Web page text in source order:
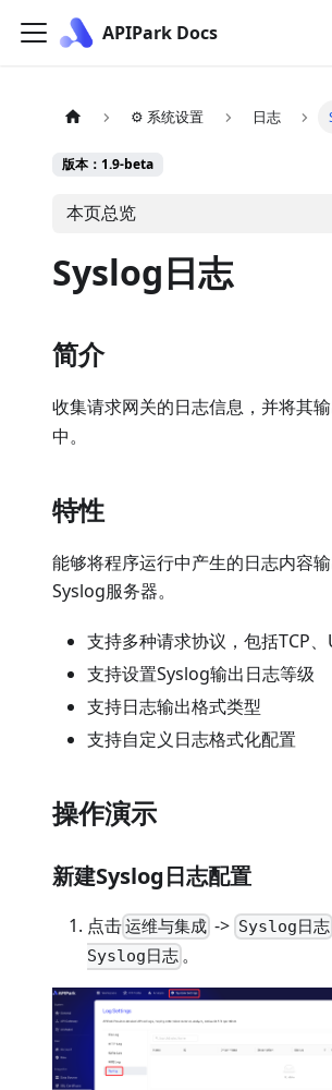
APIPark Docs
⚙️ 系统设置 日志
版本：1.9-beta
本页总览
Syslog日志
简介
收集请求网关的日志信息，并将其
中。
特性
能够将程序运行中产生的日志内容
Syslog服务器。
支持多种请求协议，包括TCP
支持设置Syslog输出日志等级
支持日志输出格式类型
支持自定义日志格式化配置
操作演示
新建Syslog日志配置
点击运维与集成 -> Syslog日志
Syslog日志 。